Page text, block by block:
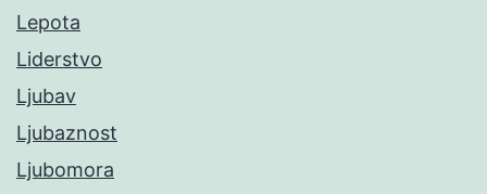
Lepota
Liderstvo
Ljubav
Ljubaznost
Ljubomora